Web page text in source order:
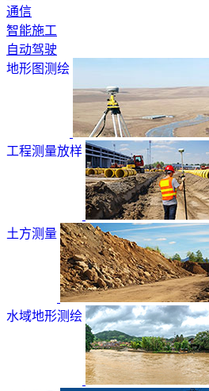
通信
智能施工
自动驾驶
地形图测绘
工程测量放样
土方测量
水域地形测绘